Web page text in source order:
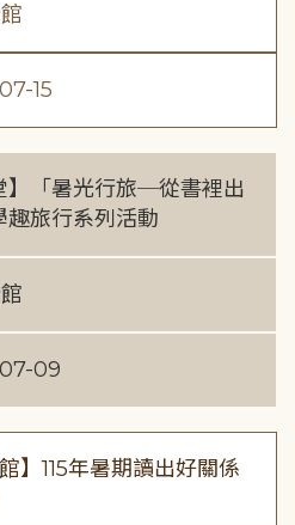
15
】「暑光行旅─從書裡出
趣旅行系列活動
09
】115年暑期讀出好關係